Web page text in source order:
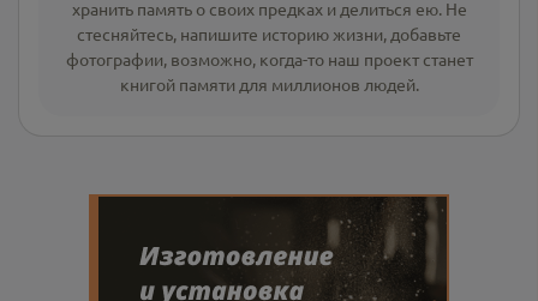
хранить память о своих предках и делиться ею. Не
стесняйтесь, напишите историю жизни, добавьте
фотографии, возможно, когда-то наш проект станет
книгой памяти для миллионов людей.